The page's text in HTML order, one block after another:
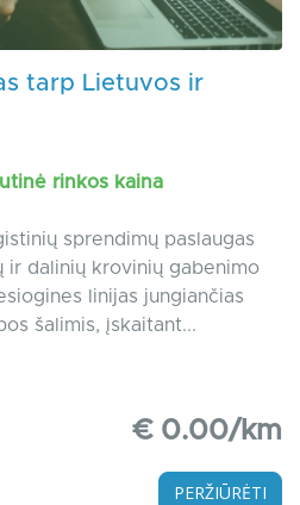
tarp Lietuvos ir
rinkos kaina
sprendimų paslaugas
ir dalinių krovinių gabenimo
linijas jungiančias
šalimis, įskaitant...
€ 0.00/km
PERŽIŪRĖTI